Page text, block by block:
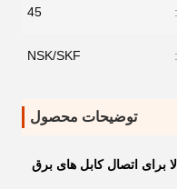
45
NSK/SKF
توضیحات محصول
برای اتصال کابل های برق